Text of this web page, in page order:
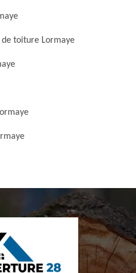
de toiture Lormaye